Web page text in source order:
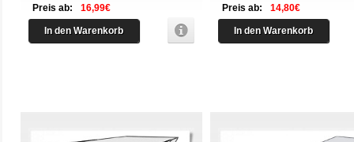
Preis ab: 16,99€
In den Warenkorb
Preis ab: 14,80€
In den Warenkorb